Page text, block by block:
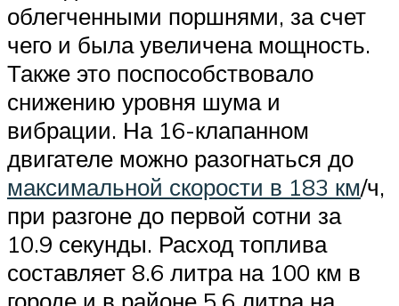
облегченными поршнями, за счет
чего и была увеличена мощность.
Также это поспособствовало
снижению уровня шума и
вибрации. На 16-клапанном
двигателе можно разогнаться до
максимальной скорости в 183 км/ч,
при разгоне до первой сотни за
10.9 секунды. Расход топлива
составляет 8.6 литра на 100 км в